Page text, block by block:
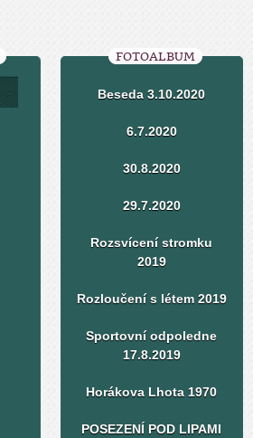
FOTOALBUM
Beseda 3.10.2020
6.7.2020
30.8.2020
29.7.2020
Rozsvícení stromku
2019
Rozloučení s létem 2019
Sportovní odpoledne
17.8.2019
Horákova Lhota 1970
POSEZENÍ POD LIPAMI